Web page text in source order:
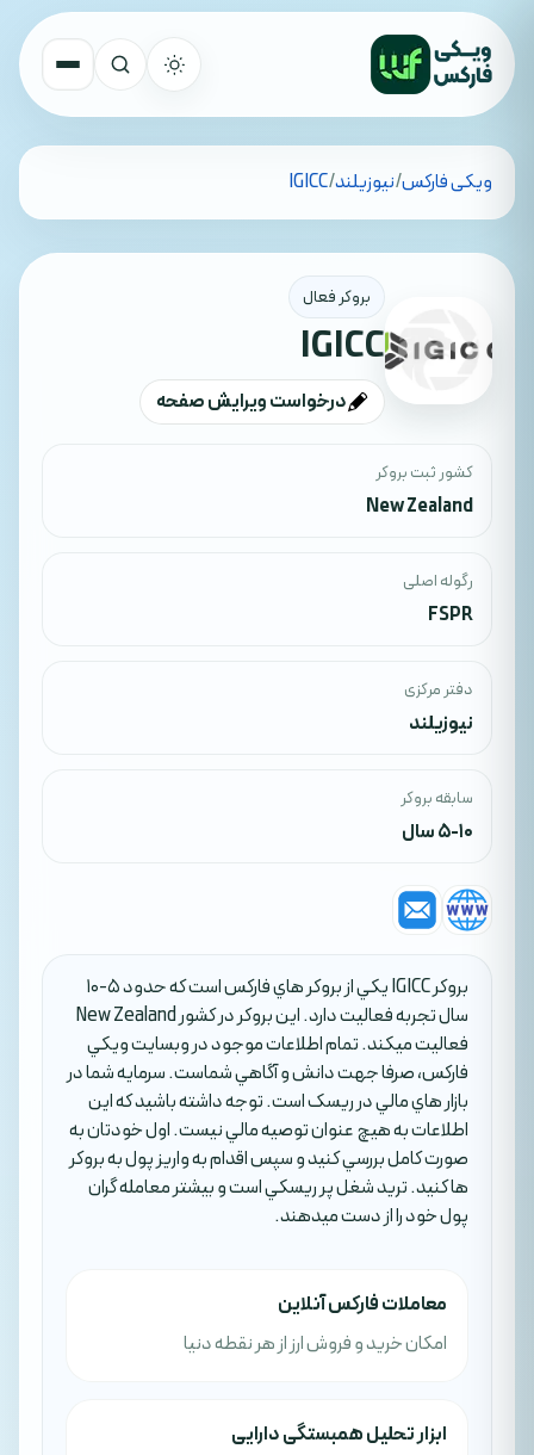
تمام کشورهاویکی فارکس/نیوزیلند/
IGICC
بروکر فعال
IGICC
درخواست ویرایش صفحه
کشور ثبت بروکر
New Zealand
رگوله اصلی
FSPR
دفتر مرکزی
نیوزیلند
سابقه بروکر
5-10 سال
بروکر IGICC يکي از بروکر هاي فارکس است که حدود 5-10
سال تجربه فعاليت دارد. اين بروکر در کشور New Zealand
فعاليت ميکند. تمام اطلاعات موجود در وبسايت ويکي
فارکس، صرفا جهت دانش و آگاهي شماست. سرمايه شما در
بازار هاي مالي در ريسک است. توجه داشته باشيد که اين
اطلاعات به هيچ عنوان توصيه مالي نيست. اول خودتان به
صورت کامل بررسي کنيد و سپس اقدام به واريز پول به بروکر
ها کنيد. تريد شغل پر ريسکي است و بيشتر معامله گران
پول خود را از دست ميدهند.
معاملات فارکس آنلاین
امکان خرید و فروش ارز از هر نقطه دنیا
ابزار تحلیل همبستگی دارایی